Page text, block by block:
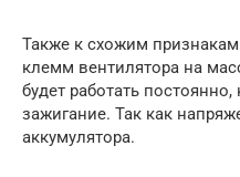
Также к схожим
клемм вентилятора на
будет работать
зажигание. Так как
аккумулятора.